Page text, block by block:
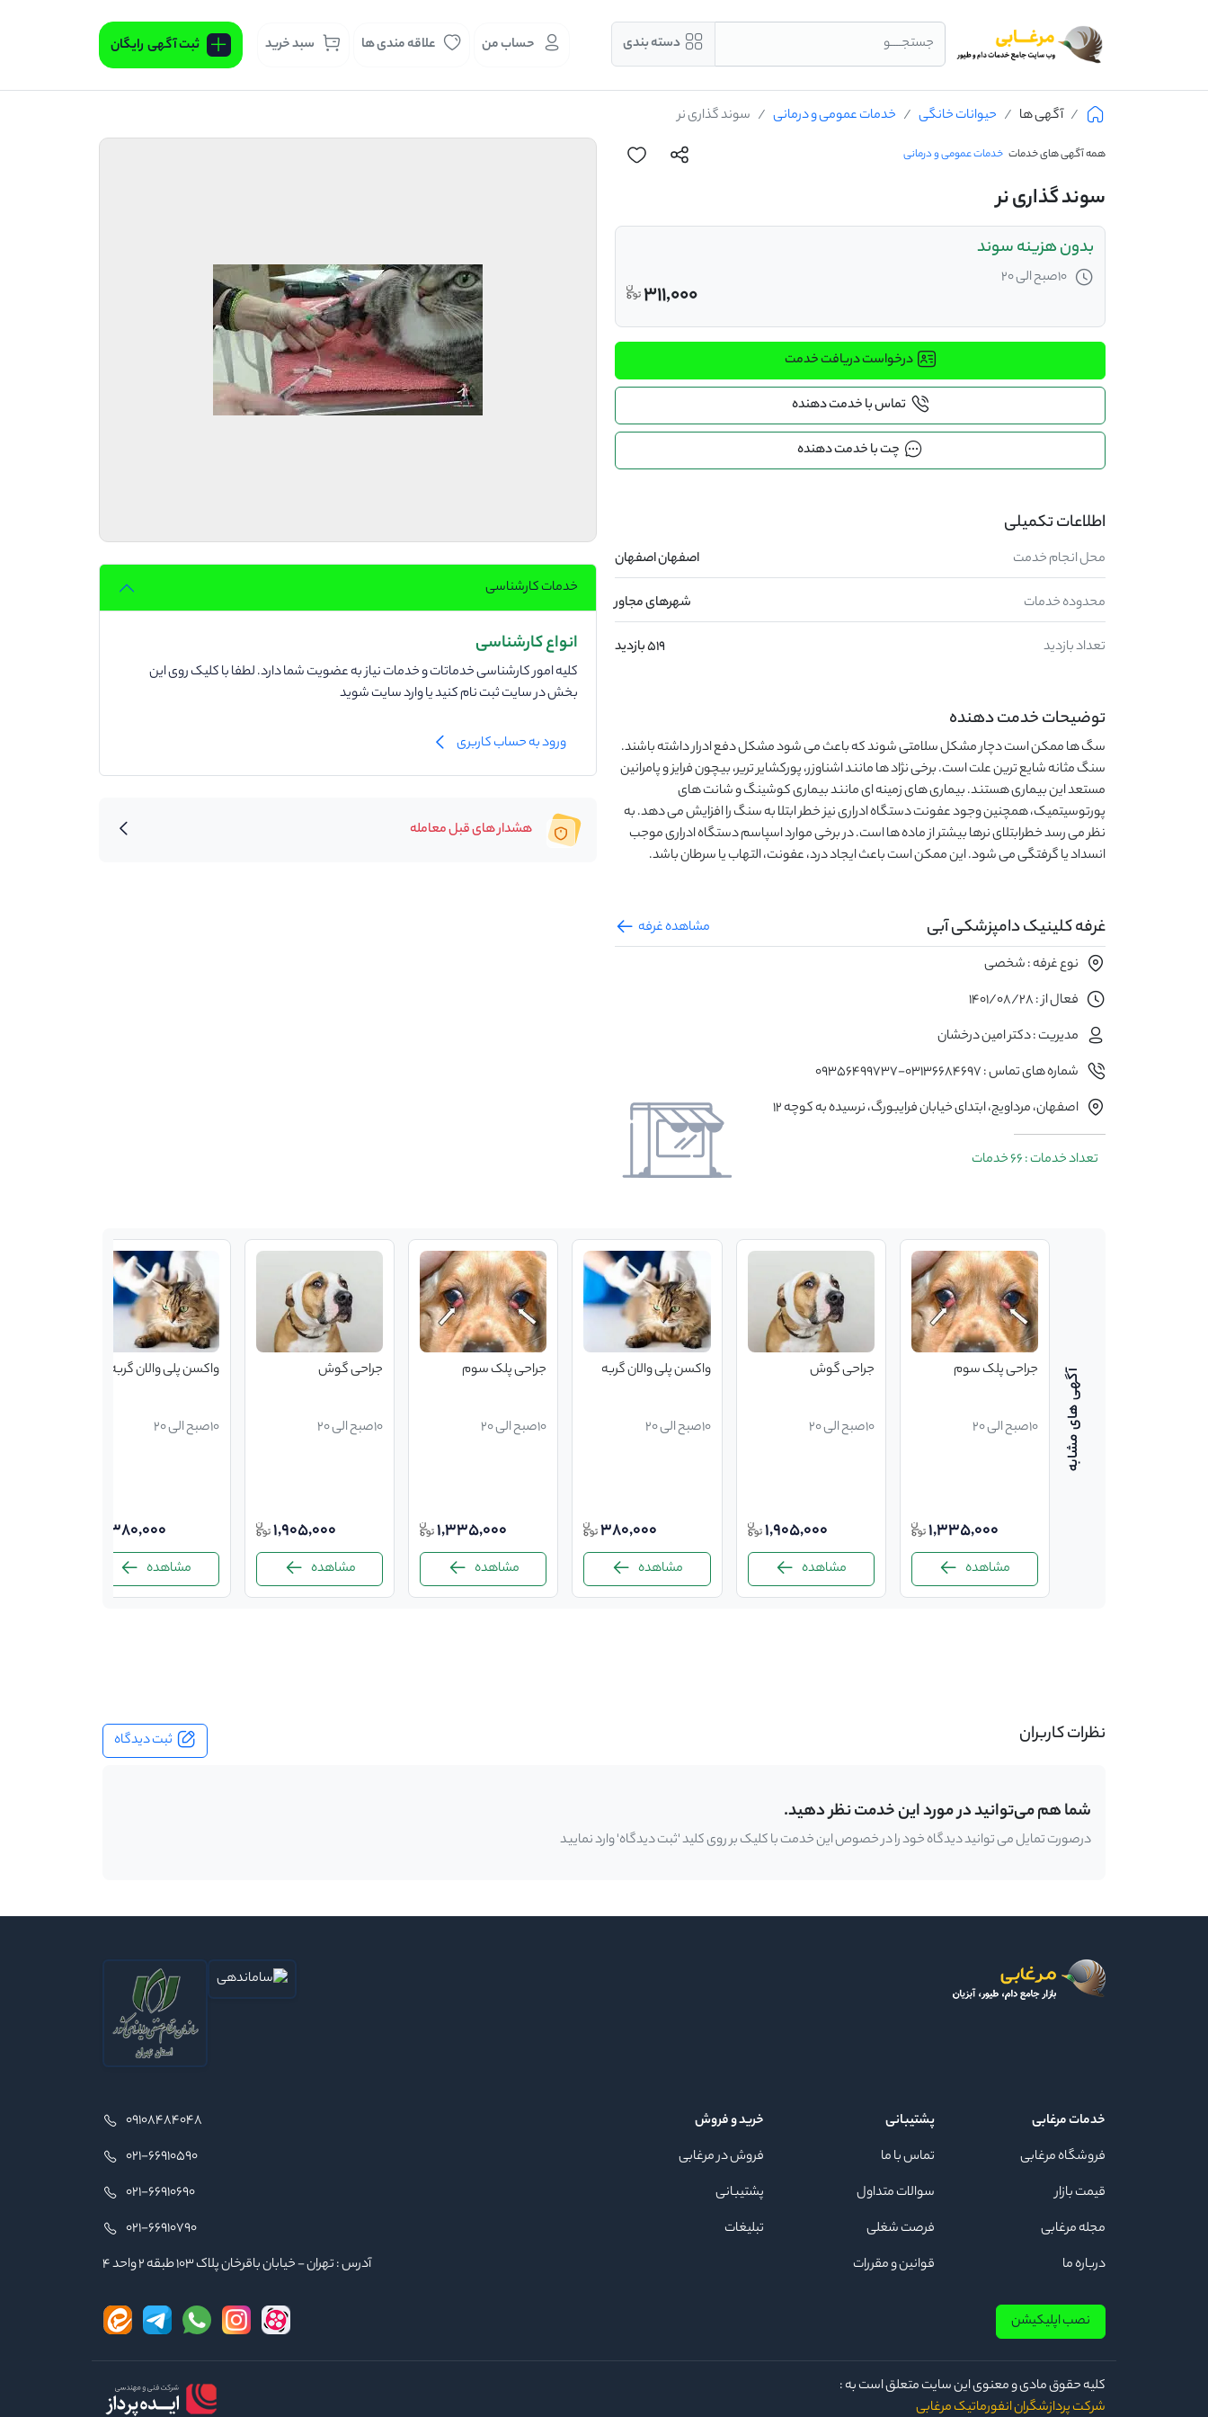
جستجــــو دسته بندی حساب من علاقه مندی ها سبد خرید ثبت آگهی رایگان
آگهی ها حیوانات خانگی خدمات عمومی و درمانی سوند گذاری نر
همه آگهی های خدمات خدمات عمومی و درمانی
سوند گذاری نر
بدون هزینه سوند
10صبح الی 20
311,000
درخواست دریافت خدمت
تماس با خدمت دهنده
چت با خدمت دهنده
اطلاعات تکمیلی
محل انجام خدمت اصفهان اصفهان
محدوده خدمات شهرهای مجاور
تعداد بازدید 519 بازدید
توضیحات خدمت دهنده
سگ ها ممکن است دچار مشکل سلامتی شوند که باعث می شود مشکل دفع ادرار داشته باشند.
سنگ مثانه شایع ترین علت است. برخی نژاد ها مانند اشناوزر، پورکشایر تریر، بیچون فرایز و پامرانین
مستعد این بیماری هستند. بیماری های زمینه ای مانند بیماری کوشینگ و شانت های
پورتوسیتمیک، همچنین وجود عفونت دستگاه ادراری نیز خطر ابتلا به سنگ را افزایش می دهد. به
نظر می رسد خطرابتلای نرها بیشتر از ماده ها است. در برخی موارد اسپاسم دستگاه ادراری موجب
انسداد یا گرفتگی می شود. این ممکن است باعث ایجاد درد، عفونت، التهاب یا سرطان باشد.
غرفه کلینیک دامپزشکی آبی
مشاهده غرفه
نوع غرفه : شخصی
فعال از : 1401/08/28
مدیریت : دکتر امین درخشان
شماره های تماس : 03136684697-09356499737
اصفهان، مرداویج، ابتدای خیابان فرایبورگ، نرسیده به کوچه 12
تعداد خدمات : 66 خدمات
خدمات کارشناسی
انواع کارشناسی
کلیه امور کارشناسی خدماتات و خدمات نیاز به عضویت شما دارد. لطفا با کلیک روی این
بخش در سایت ثبت نام کنید یا وارد سایت شوید
ورود به حساب کاربری
هشدار های قبل معامله
جراحی پلک سوم
10صبح الی 20
1,335,000
مشاهده
جراحی گوش
10صبح الی 20
1,905,000
مشاهده
واکسن پلی والان گربه
10صبح الی 20
380,000
مشاهده
جراحی پلک سوم
10صبح الی 20
1,335,000
مشاهده
جراحی گوش
10صبح الی 20
1,905,000
مشاهده
واکسن پلی والان گربه
10صبح الی 20
380,000
مشاهده
نظرات کاربران ثبت دیدگاه
شما هم می‌توانید در مورد این خدمت نظر دهید.
درصورت تمایل می توانید دیدگاه خود را در خصوص این خدمت با کلیک بر روی کلید 'ثبت دیدگاه' وارد نمایید
خدمات مرغابی
فروشگاه مرغابی
قیمت بازار
مجله مرغابی
درباره ما
پشتیبانی
تماس با ما
سوالات متداول
فرصت شغلی
قوانین و مقررات
خرید و فروش
فروش در مرغابی
پشتیبانی
تبلیغات
09108484048
021-66910590
021-66910690
021-66910790
آدرس : تهران - خیابان باقرخان پلاک ۱۰۳ طبقه ۲ واحد ۴
نصب اپلیکیشن
كلیه حقوق مادی و معنوی این سایت متعلق است به :
شرکت پردازشگران انفورماتیک مرغابی